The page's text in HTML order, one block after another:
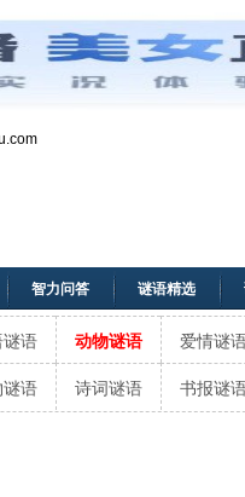
智力问答 谜语精选
谜语 动物谜语 爱情谜
谜语 诗词谜语 书报谜